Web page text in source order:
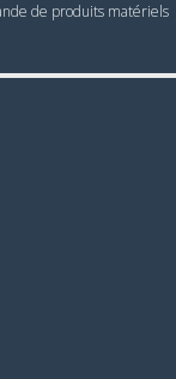
de produits matériels